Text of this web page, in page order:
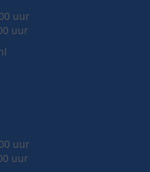
uur
uur
uur
uur